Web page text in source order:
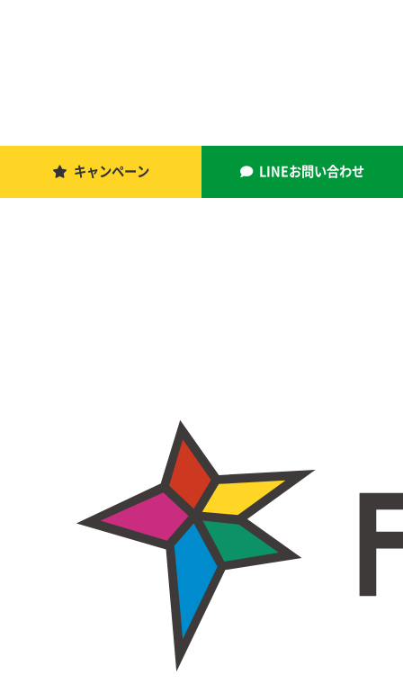
キャンペーン LINEお問い合わせ